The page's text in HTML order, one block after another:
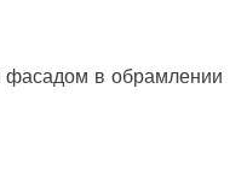
фасадом в обрамлении